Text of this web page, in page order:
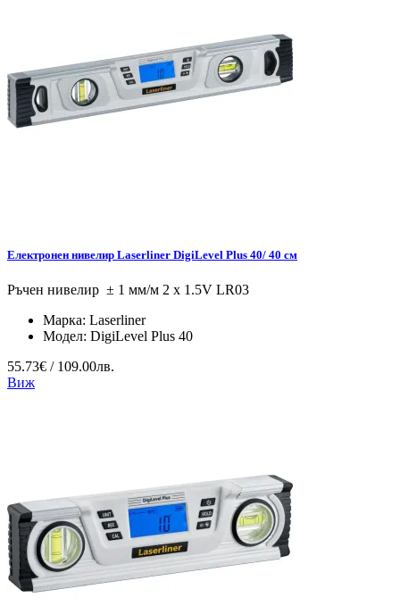
Електронен нивелир Laserliner DigiLevel Plus 40/ 40 см
Ръчен нивелир ± 1 мм/м 2 x 1.5V LR03
Марка: Laserliner
Модел: DigiLevel Plus 40
55.73€ / 109.00лв.
Виж